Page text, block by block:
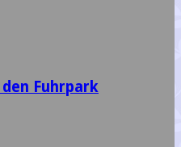
Fuhrpark